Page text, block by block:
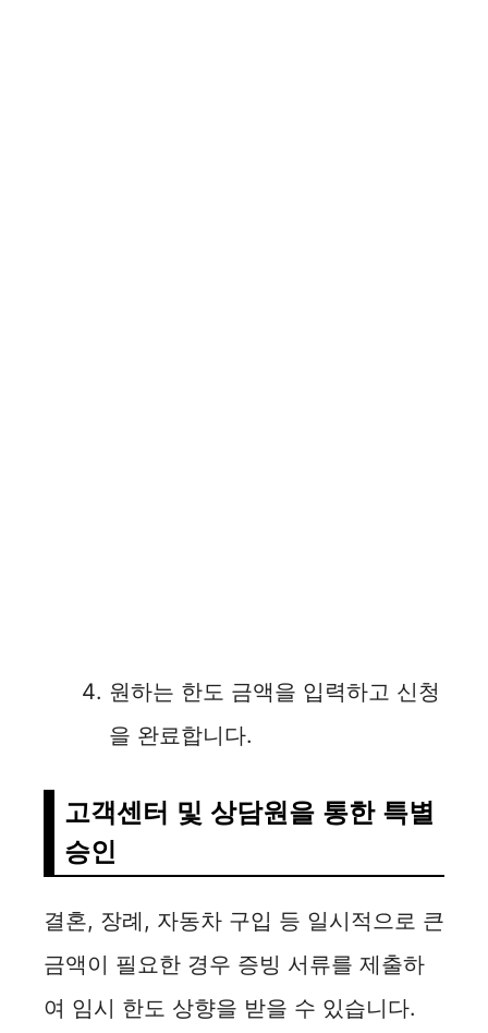
원하는 한도 금액을 입력하고 신청
을 완료합니다.
고객센터 및 상담원을 통한 특별
승인
결혼, 장례, 자동차 구입 등 일시적으로 큰
금액이 필요한 경우 증빙 서류를 제출하
여 임시 한도 상향을 받을 수 있습니다.